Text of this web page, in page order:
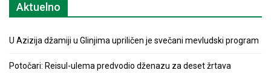
Aktuelno
U Azizija džamiji u Glinjima upriličen je svečani mevludski program
Potočari: Reisul-ulema predvodio dženazu za deset žrtava